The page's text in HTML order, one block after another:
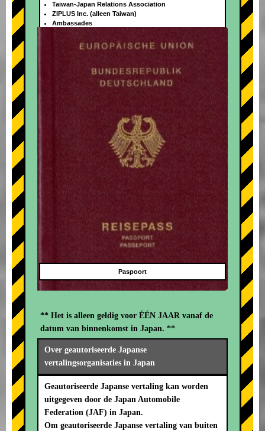
+
Taiwan-Japan Relations Association
ZIPLUS Inc. (alleen Taiwan)
Ambassades
Paspoort
** Het is alleen geldig voor ÉÉN JAAR vanaf de
datum van binnenkomst in Japan. **
Over geautoriseerde Japanse
vertalingsorganisaties in Japan
Geautoriseerde Japanse vertaling kan worden
uitgegeven door de Japan Automobile
Federation (JAF) in Japan.
Om geautoriseerde Japanse vertaling van buiten